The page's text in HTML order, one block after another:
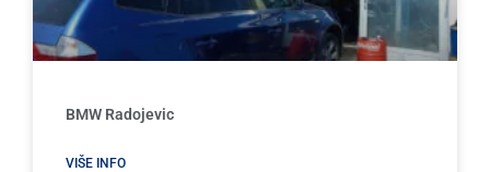
BMW Radojevic
VIŠE INFO